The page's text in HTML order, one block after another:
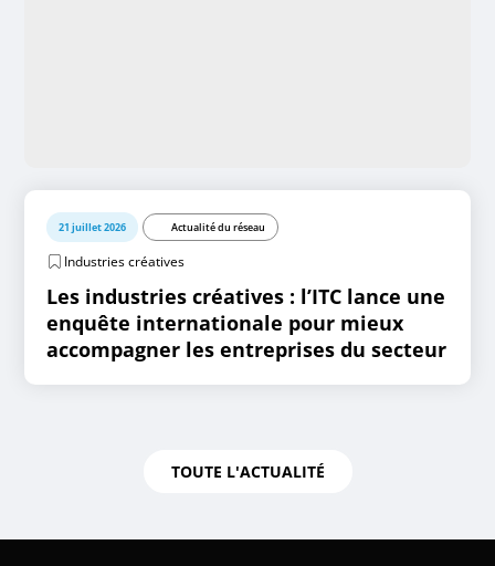
21 juillet 2026 Actualité du réseau
Industries créatives
Les industries créatives : l’ITC lance une
enquête internationale pour mieux
accompagner les entreprises du secteur
TOUTE L'ACTUALITÉ